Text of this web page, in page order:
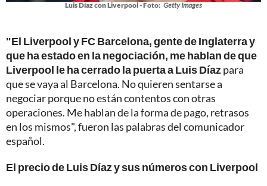
Luis Díaz con Liverpool - Foto: Getty Images
"El Liverpool y FC Barcelona, gente de Inglaterra y
que ha estado en la negociación, me hablan de que
Liverpool le ha cerrado la puerta a Luis Díazpara
que se vaya al Barcelona. No quieren sentarse a
negociar porque no están contentos con otras
operaciones. Me hablan de la forma de pago, retrasos
en los mismos", fueron las palabras del comunicador
español.
El precio de Luis Díaz y sus números con Liverpool